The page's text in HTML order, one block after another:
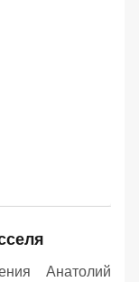
Анатолий